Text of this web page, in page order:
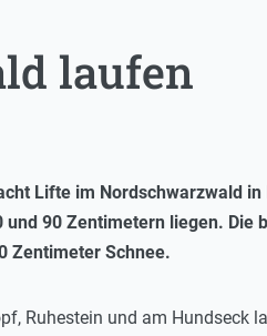
laufen
Lifte im Nordschwarzwald in
90 Zentimetern liegen. Die
Zentimeter Schnee.
Ruhestein und am Hundseck